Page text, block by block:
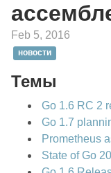
Feb 5, 2016
новости
Темы
Go 1.6 RC 2
Go 1.7
Prometheus
State of Go